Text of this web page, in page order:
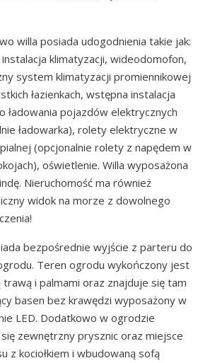
willa posiada udogodnienia takie jak:
klimatyzacji, wideodomofon,
system klimatyzacji promiennikowej
łazienkach, wstępna instalacja
ładowania pojazdów elektrycznych
ładowarka), rolety elektryczne w
(opcjonalnie rolety z napędem w
oświetlenie. Willa wyposażona
Nieruchomość ma również
widok na morze z dowolnego
bezpośrednie wyjście z parteru do
Teren ogrodu wykończony jest
trawą i palmami oraz znajduje się tam
basen bez krawędzi wyposażony w
LED. Dodatkowo w ogrodzie
zewnętrzny prysznic oraz miejsce
z kociołkiem i wbudowaną sofą